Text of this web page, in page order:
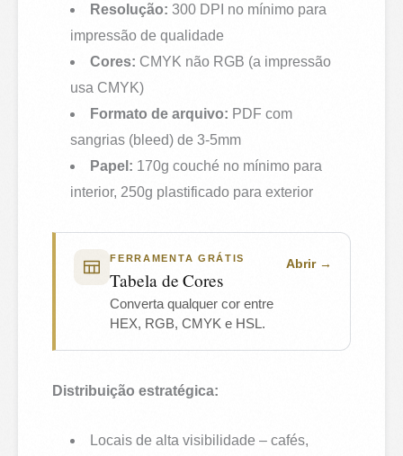
Resolução: 300 DPI no mínimo para
impressão de qualidade
Cores: CMYK não RGB (a impressão
usa CMYK)
Formato de arquivo: PDF com
sangrias (bleed) de 3-5mm
Papel: 170g couché no mínimo para
interior, 250g plastificado para exterior
FERRAMENTA GRÁTIS
Tabela de Cores
Converta qualquer cor entre
HEX, RGB, CMYK e HSL.
Abrir
Distribuição estratégica:
Locais de alta visibilidade – cafés,